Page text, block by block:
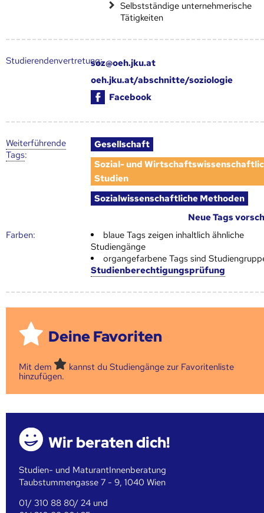
Selbstständige unternehmerische
Tätigkeiten
Studierendenvertretung:soz@oeh.jku.at
oeh.jku.at/abschnitte/soziologie
Facebook
Weiter­führende
Tags:
Gesellschaft
Sozial- und
Studien
Sozialwissenschaftliche Methoden
Neue Tags
Farben:
blaue Tags zeigen inhaltlich ähnliche
Studiengänge
organgefarbene Tags sind
Studienberechtigungsprüfung
Deine Favoriten
Mit dem
kannst du Studiengänge zur Favoritenliste
hinzufügen.
Wir beraten dich!
Studien- und MaturantInnenberatung
Taubstummengasse 7 - 9, 1040 Wien
01/ 310 88 80/ 24 und